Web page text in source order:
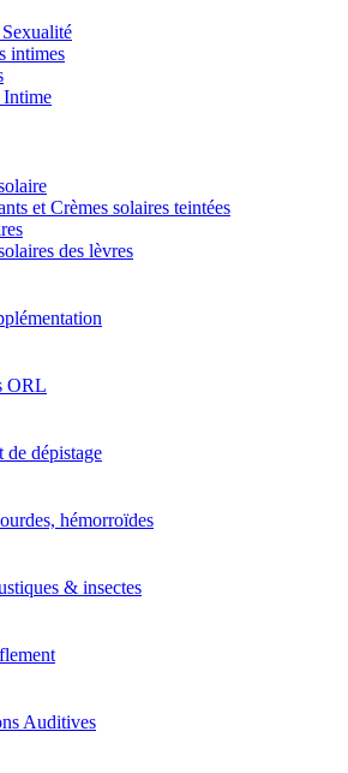
intimes
et Crèmes solaires teintées
des lèvres
ORL
de dépistage
hémorroïdes
& insectes
Auditives